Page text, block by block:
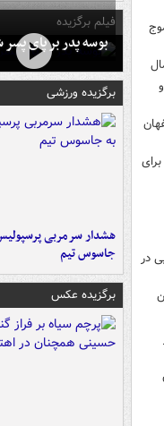
در
فیلم برگزیده
بوسه‌ پدر بر پای
برگزیده ورزشی
هشدار سرمربی
جاسوس تیم
برگزیده عکس